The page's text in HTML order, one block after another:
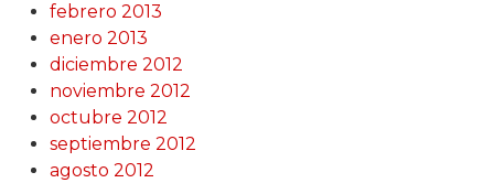
febrero 2013
enero 2013
diciembre 2012
noviembre 2012
octubre 2012
septiembre 2012
agosto 2012